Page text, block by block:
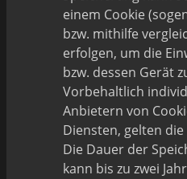
einem Cookie
bzw. mithilfe
erfolgen, um die
bzw. dessen Gerät
Vorbehaltlich
Anbietern von
Diensten, gelten
Die Dauer der
kann bis zu zwei